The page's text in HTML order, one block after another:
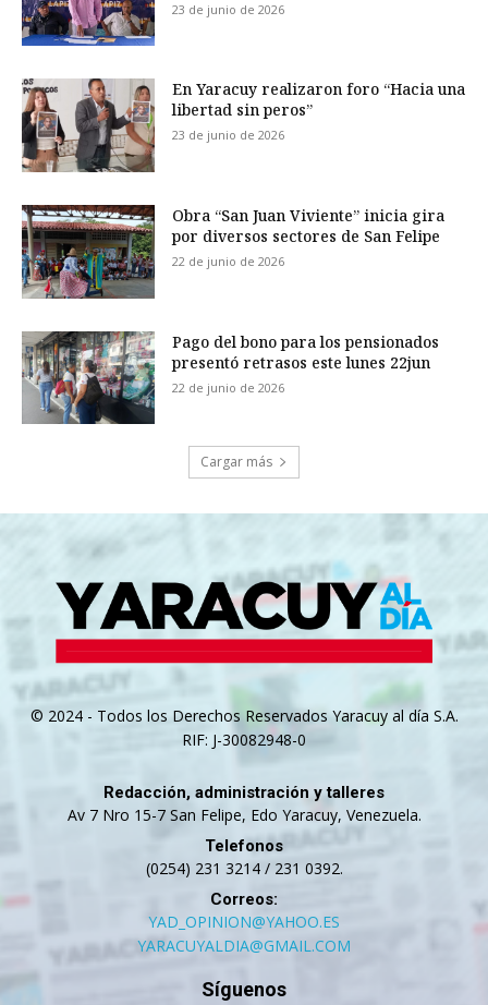
23 de junio de 2026
En Yaracuy realizaron foro “Hacia una
libertad sin peros”
23 de junio de 2026
Obra “San Juan Viviente” inicia gira
por diversos sectores de San Felipe
22 de junio de 2026
Pago del bono para los pensionados
presentó retrasos este lunes 22jun
22 de junio de 2026
Cargar más
© 2024 - Todos los Derechos Reservados Yaracuy al día S.A.
RIF: J-30082948-0
Redacción, administración y talleres
Av 7 Nro 15-7 San Felipe, Edo Yaracuy, Venezuela.
Telefonos
(0254) 231 3214 / 231 0392.
Correos:
YAD_OPINION@YAHOO.ES
YARACUYALDIA@GMAIL.COM
Síguenos